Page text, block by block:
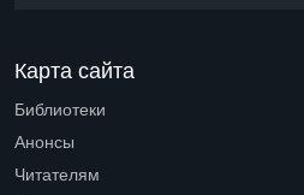
Карта сайта
Библиотеки
Анонсы
Читателям